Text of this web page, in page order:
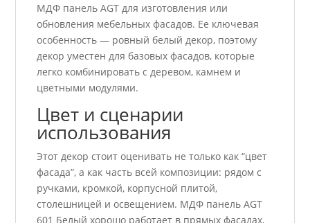
МДФ панель AGT для изготовления или
обновления мебельных фасадов. Ее ключевая
особенность — ровный белый декор, поэтому
декор уместен для базовых фасадов, которые
легко комбинировать с деревом, камнем и
цветными модулями.
Цвет и сценарии
использования
Этот декор стоит оценивать не только как “цвет
фасада”, а как часть всей композиции: рядом с
ручками, кромкой, корпусной плитой,
столешницей и освещением. МДФ панель AGT
601 Белый хорошо работает в прямых фасадах,